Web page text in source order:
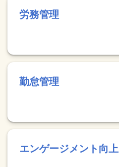
労務管理
勤怠管理
エンゲージメント向上